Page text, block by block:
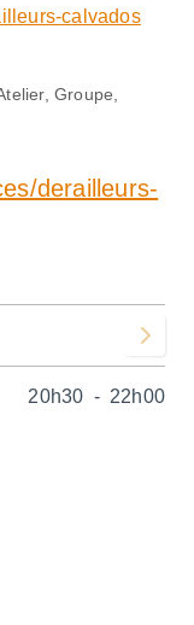
calvados
Groupe,
derailleurs-
Voir le
20h30 - 22h00